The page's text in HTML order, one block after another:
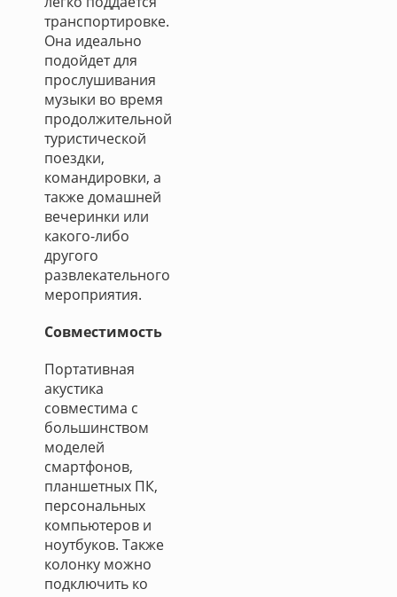
транспортировке.
Она идеально
подойдет для
прослушивания
музыки во время
продолжительной
туристической
поездки,
командировки, а
также домашней
вечеринки или
какого-либо
другого
развлекательного
мероприятия.
Совместимость
Портативная
акустика
совместима с
большинством
моделей
смартфонов,
планшетных ПК,
персональных
компьютеров и
ноутбуков. Также
колонку можно
подключить ко